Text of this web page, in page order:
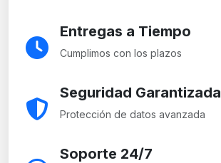
Entregas a Tiempo
Cumplimos con los plazos
Seguridad Garantizada
Protección de datos avanzada
Soporte 24/7